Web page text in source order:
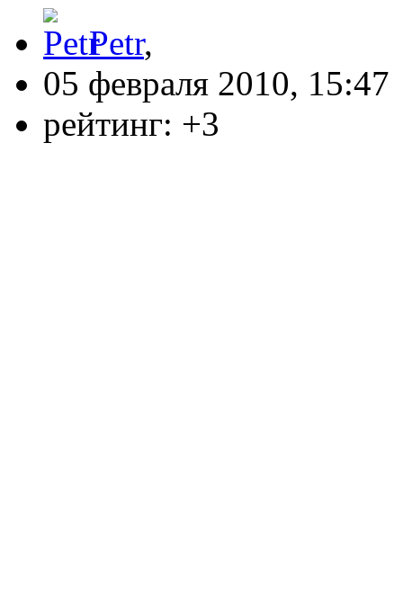
Petr,
05 февраля 2010, 15:47
рейтинг: +3